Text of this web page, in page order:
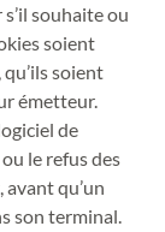
souhaite ou
soient
soient
émetteur.
de
le refus des
qu’un
son terminal.